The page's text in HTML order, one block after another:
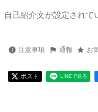
自己紹介文が設定されて
注意事項 通報 お
ポスト LINEで送る